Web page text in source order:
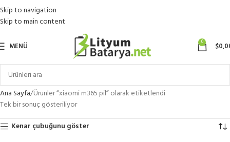
Skip to navigation
Skip to main content
MENÜ 0 $
Ana Sayfa Ürünler “xiaomi m365 pil” olarak etiketlendi
Tek bir sonuç gösteriliyor
Kenar çubuğunu göster